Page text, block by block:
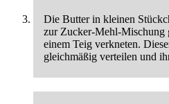
Die Butter in kleinen
zur Zucker-Mehl-Mischung
einem Teig verkneten.
gleichmäßig verteilen und